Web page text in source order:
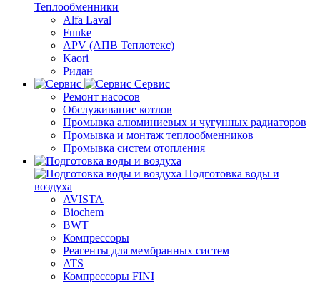
Теплообменники
Alfa Laval
Funke
APV (АПВ Теплотекс)
Kaori
Ридан
Сервис
Ремонт насосов
Обслуживание котлов
Промывка алюминиевых и чугунных радиаторов
Промывка и монтаж теплообменников
Промывка систем отопления
Подготовка воды и
воздуха
AVISTA
Biochem
BWT
Компрессоры
Реагенты для мембранных систем
ATS
Компрессоры FINI